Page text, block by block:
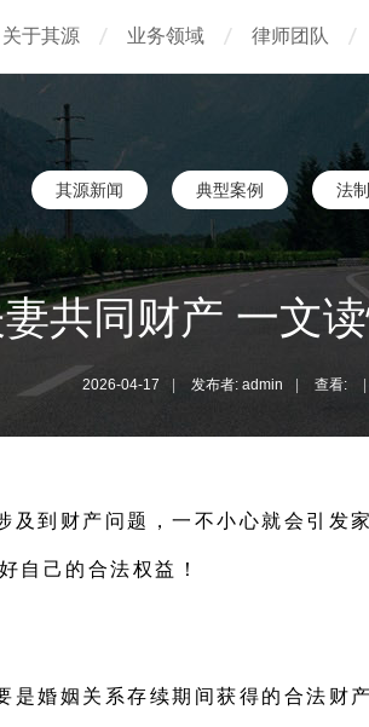
关于其源 业务领域 律师团队
其源新闻 典型案例 法
共同财产 一文
2026-04-17 发布者: admin 查看:
及到财产问题，一不小心就会引发
自己的合法权益！
是婚姻关系存续期间获得的合法财